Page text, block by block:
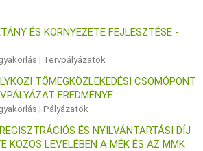
ÉS KÖRNYEZETE FEJLESZTÉSE -
| Tervpályázatok
TÖMEGKÖZLEKEDÉSI CSOMÓPONT
EREDMÉNYE
|Pályázatok
ÉS NYILVÁNTARTÁSI DÍJ
KÖZÖS LEVELÉBEN A MÉK ÉS AZ MMK